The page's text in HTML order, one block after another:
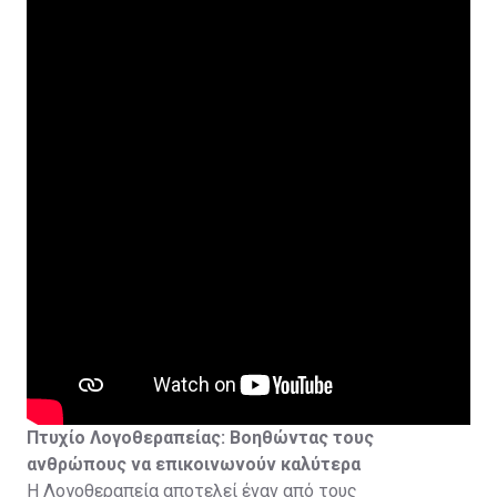
Πτυχίο Λογοθεραπείας: Βοηθώντας τους
ανθρώπους να επικοινωνούν καλύτερα
Η Λογοθεραπεία αποτελεί έναν από τους